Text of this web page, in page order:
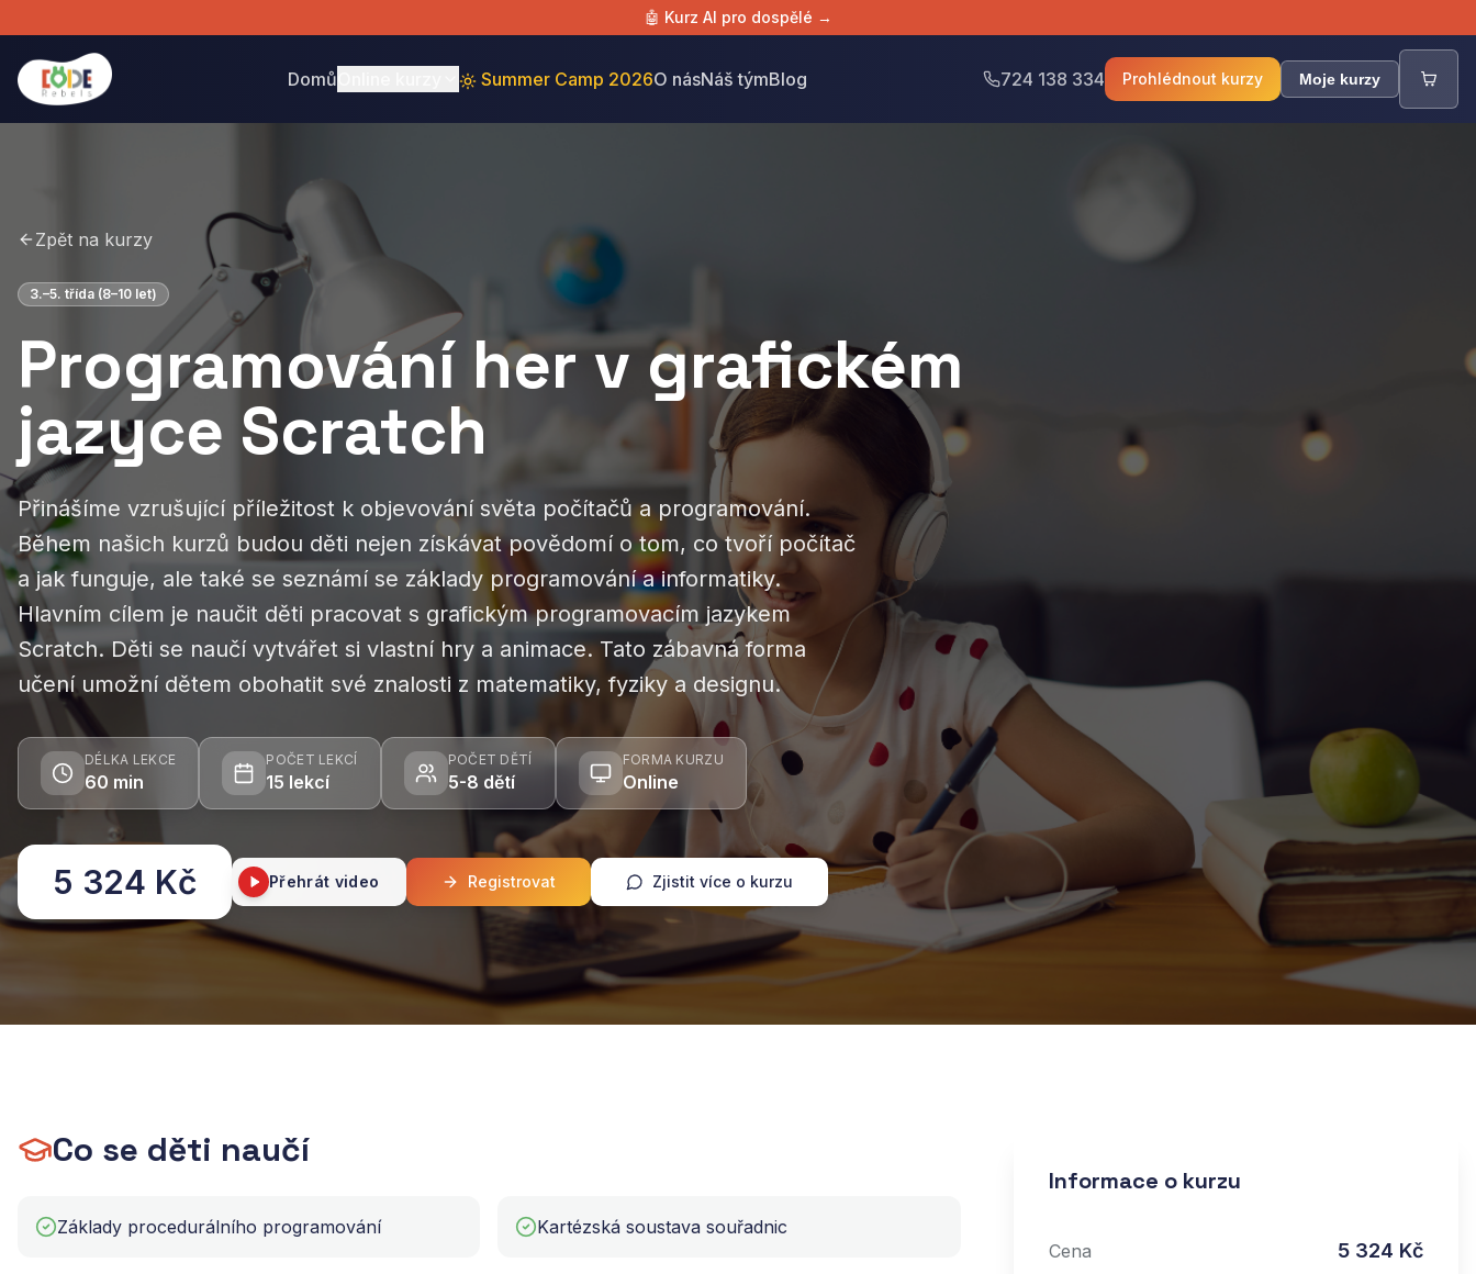
🤖 Kurz AI pro dospělé →
Domů Summer Camp 2026O násNáš týmBlog 724 138 334 Prohlédnout kurzy
Zpět na kurzy
3.–5. třída (8–10 let)
Programování her v grafickém
jazyce Scratch
Přinášíme vzrušující příležitost k objevování světa počítačů a programování.
Během našich kurzů budou děti nejen získávat povědomí o tom, co tvoří počítač
a jak funguje, ale také se seznámí se základy programování a informatiky.
Hlavním cílem je naučit děti pracovat s grafickým programovacím jazykem
Scratch. Děti se naučí vytvářet si vlastní hry a animace. Tato zábavná forma
učení umožní dětem obohatit své znalosti z matematiky, fyziky a designu.
DÉLKA LEKCE
60 min
POČET LEKCÍ
15 lekcí
POČET DĚTÍ
5-8 dětí
FORMA KURZU
Online
5 324 Kč Přehrát video Registrovat Zjistit více o kurzu
Co se děti naučí
Základy procedurálního programování Kartézská soustava souřadnic
Informace o kurzu
Cena 5 324 Kč